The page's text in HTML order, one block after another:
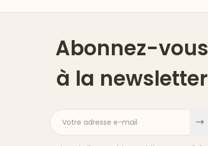
Abonnez-vous
à la newsletter
Votre adresse e-mail